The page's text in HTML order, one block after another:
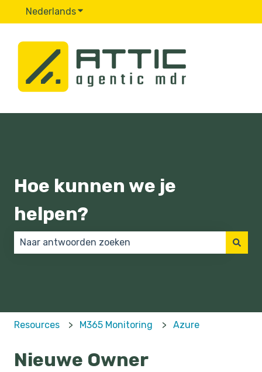
NederlandsSubmenu tonen voor vertalingen
Hoe kunnen we je
helpen?
Resources M365 Monitoring Azure
Nieuwe Owner